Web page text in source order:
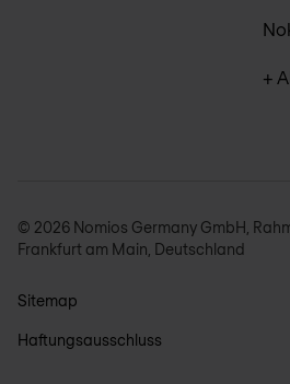
+
© 2026 Nomios Germany GmbH,
Frankfurt am Main, Deutschland
Sitemap
Haftungsausschluss